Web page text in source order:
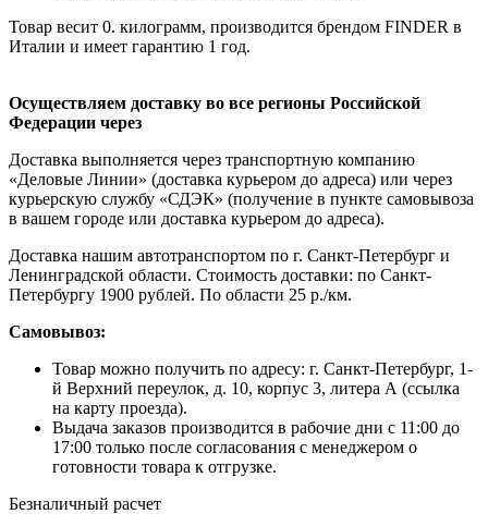
Товар весит 0. килограмм, производится брендом FINDER в
Италии и имеет гарантию 1 год.
Осуществляем доставку во все регионы Российской
Федерации через
Доставка выполняется через транспортную компанию
«Деловые Линии» (доставка курьером до адреса) или через
курьерскую службу «СДЭК» (получение в пункте самовывоза
в вашем городе или доставка курьером до адреса).
Доставка нашим автотранспортом по г. Санкт-Петербург и
Ленинградской области. Стоимость доставки: по Санкт-
Петербургу 1900 рублей. По области 25 р./км.
Самовывоз:
Товар можно получить по адресу: г. Санкт-Петербург, 1-
й Верхний переулок, д. 10, корпус 3, литера А (ссылка
на карту проезда).
Выдача заказов производится в рабочие дни с 11:00 до
17:00 только после согласования с менеджером о
готовности товара к отгрузке.
Безналичный расчет